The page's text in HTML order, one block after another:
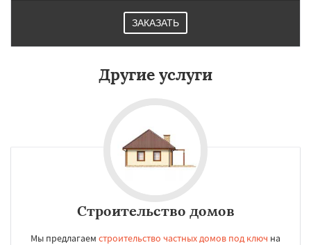
ЗАКАЗАТЬ
Другие услуги
Строительство домов
Мы предлагаем строительство частных домов под ключ на